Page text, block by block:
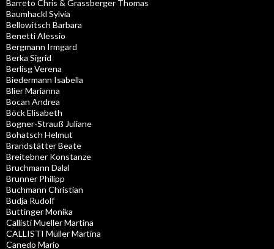
Barreto Chris & Grassberger Thomas
Baumhackl Sylvia
Bellowitsch Barbara
Benetti Alessio
Bergmann Irmgard
Berka Sigrid
Berlisg Verena
Biedermann Isabella
Blier Marianna
Bocan Andrea
Böck Elisabeth
Bogner-Strauß Juliane
Bohatsch Helmut
Brandstätter Beate
Breitebner Konstanze
Bruchmann Dalal
Brunner Philipp
Buchmann Christian
Budja Rudolf
Buttinger Monika
Callisti Mueller Martina
CALLISTI Müller Martina
Canedo Mario